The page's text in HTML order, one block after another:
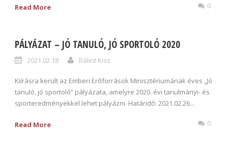
Read More 0
PÁLYÁZAT – JÓ TANULÓ, JÓ SPORTOLÓ 2020
2021.02.18 Bálint Kiss
Kiírásra került az Emberi Erőforrások Minisztériumának éves „Jó
tanuló, jó sportoló” pályázata, amelyre 2020. évi tanulmányi- és
sporteredményekkel lehet pályázni. Határidő: 2021.02.26...
Read More 0